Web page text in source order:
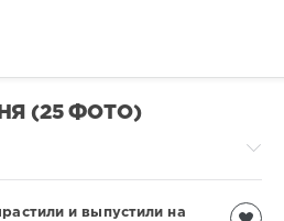
(25 ФОТО)
и выпустили на